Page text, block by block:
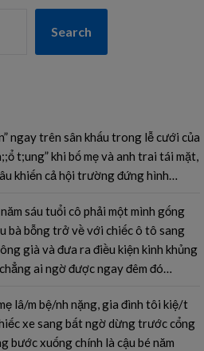
Search
ngay trên sân khấu trong lễ cưới của
t;ung” khi bố mẹ và anh trai tái mặt,
khiến cả hội trường đứng hình…
sáu tuổi cô phải một mình gống
bà bỗng trở về với chiếc ô tô sang
già và đưa ra điều kiện kinh khủng
ai ngờ được ngay đêm đó…
lâ/m bệ/nh nặng, gia đình tôi kiệ/t
xe sang bất ngờ dừng trước cổng
bước xuống chính là cậu bé năm